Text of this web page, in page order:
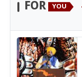
FOR YOU